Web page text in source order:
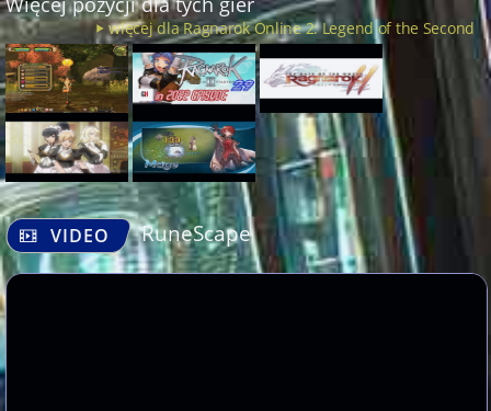
więcej dla Ragnarok Online 2: Legend of the Second
VIDEO RuneScape